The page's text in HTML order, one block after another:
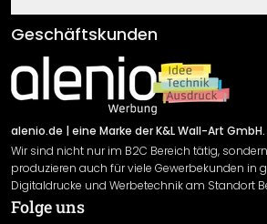
Klebe- und Montageanleitungen
Newsletter An-/Abmeldung
Sendungsverfolgung
AGB
Impressum
Versand & Zahlung
Rücksendung
Widerrufsrecht
Datenschutzerklärung
Gewährleistung
Geschäftskunden
alenio.de | eine Marke der K&L Wall-Art GmbH.
Wir sind nicht nur im B2C Bereich tätig,
produzieren auch für viele Gewerbekunden in
Digitaldrucke und Werbetechnik am Standort
Folge uns